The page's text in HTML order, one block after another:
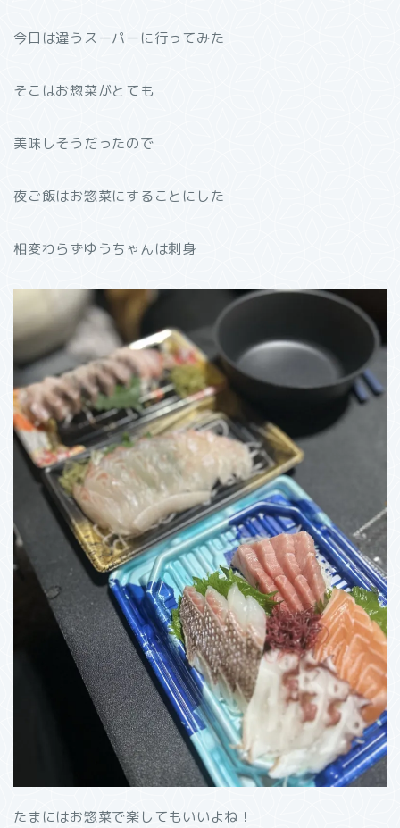
今日は違うスーパーに行ってみた
そこはお惣菜がとても
美味しそうだったので
夜ご飯はお惣菜にすることにした
相変わらずゆうちゃんは刺身
たまにはお惣菜で楽してもいいよね！